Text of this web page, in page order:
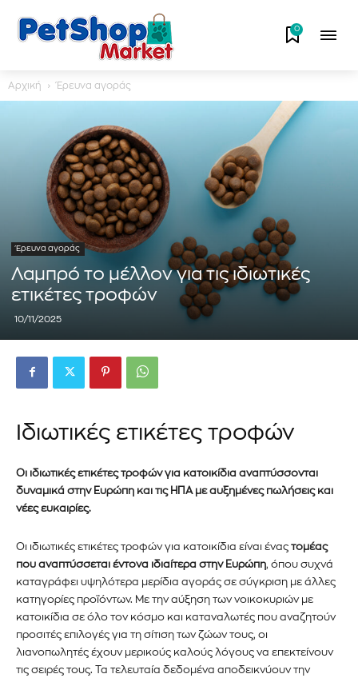
0
Αρχική Έρευνα αγοράς
Έρευνα αγοράς
Λαμπρό το μέλλον για τις ιδιωτικές
ετικέτες τροφών
10/11/2025
Ιδιωτικές ετικέτες τροφών
Οι ιδιωτικές ετικέτες τροφών για κατοικίδια αναπτύσσονται
δυναμικά στην Ευρώπη και τις ΗΠΑ με αυξημένες πωλήσεις και
νέες ευκαιρίες.
Οι ιδιωτικές ετικέτες τροφών για κατοικίδια είναι ένας τομέας
που αναπτύσσεται έντονα ιδιαίτερα στην Ευρώπη, όπου συχνά
καταγράφει υψηλότερα μερίδια αγοράς σε σύγκριση με άλλες
κατηγορίες προϊόντων. Με την αύξηση των νοικοκυριών με
κατοικίδια σε όλο τον κόσμο και καταναλωτές που αναζητούν
προσιτές επιλογές για τη σίτιση των ζώων τους, οι
λιανοπωλητές έχουν μερικούς καλούς λόγους να επεκτείνουν
τις σειρές τους. Τα τελευταία δεδομένα αποδεικνύουν την